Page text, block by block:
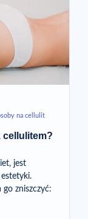
na cellulit
cellulitem?
jest
zniszczyć: